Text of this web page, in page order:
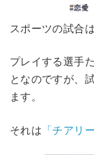
スポーツの試合
プレイする選手
となのですが、
ます。
それは 「チアリ